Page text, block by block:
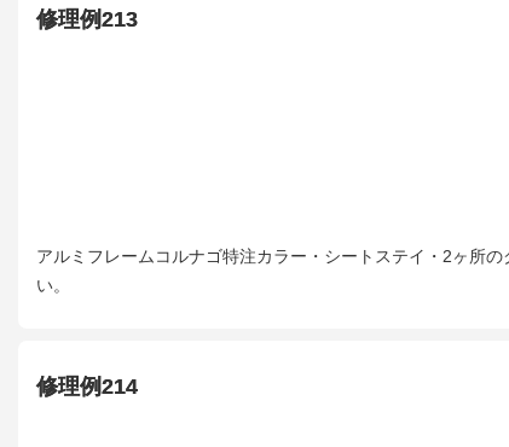
修理例213
アルミフレームコルナゴ特注カラー・シートステイ・2ヶ所
い。
修理例214